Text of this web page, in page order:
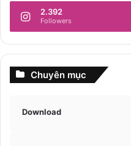
2.392
Followers
Chuyên mục
Download